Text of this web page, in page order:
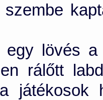
szembe
egy lövés
rálőtt
játékosok